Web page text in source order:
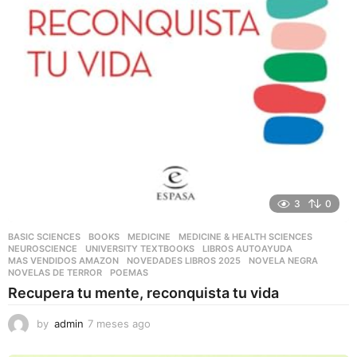
3 0
BASIC SCIENCES ,BOOKS ,MEDICINE ,MEDICINE & HEALTH SCIENCES
NEUROSCIENCE
,UNIVERSITY TEXTBOOKS LIBROS AUTOAYUDA
MAS VENDIDOS AMAZON
,NOVEDADES LIBROS 2025 ,NOVELA NEGRA
NOVELAS DE TERROR
,POEMAS
Recupera tu mente, reconquista tu vida
by admin 7 meses ago
e